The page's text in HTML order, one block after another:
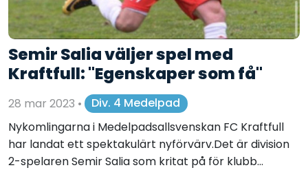
Semir Salia väljer spel med
Kraftfull: "Egenskaper som få"
28 mar 2023 •
Div. 4 Medelpad
Nykomlingarna i Medelpadsallsvenskan FC Kraftfull
har landat ett spektakulärt nyförvärv.Det är division
2-spelaren Semir Salia som kritat på för klubb...